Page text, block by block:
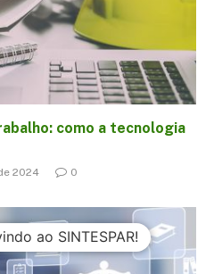
como a tecnologia
2024 0
ao SINTESPAR!